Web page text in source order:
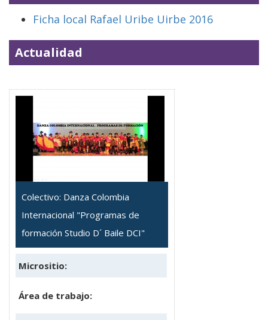
Ficha local Rafael Uribe Uirbe 2016
Actualidad
Colectivo: Danza Colombia
Internacional "Programas de
formación Studio D´ Baile DCI"
Micrositio:
Área de trabajo: